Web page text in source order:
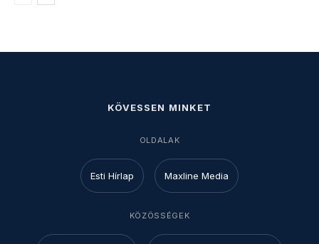
KÖVESSEN MINKET
OLDALAK
Esti Hírlap Maxline Media
KÖZÖSSÉGEK